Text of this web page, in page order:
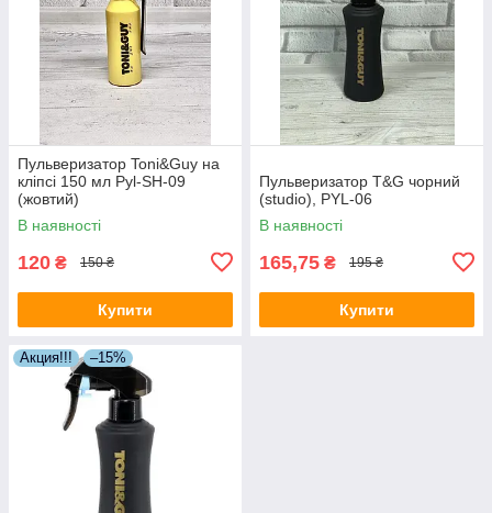
Пульверизатор Toni&Guy на
кліпсі 150 мл Pyl-SH-09
(жовтий)
В наявності
120 ₴ 150 ₴
Купити
Пульверизатор T&G чорний
(studio), PYL-06
В наявності
165,75 ₴ 195 ₴
Купити
Акция!!! –15%